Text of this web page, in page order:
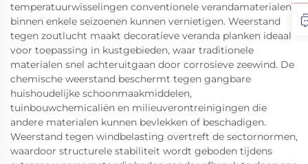
temperatuurwisselingen conventionele verandamaterialen
binnen enkele seizoenen kunnen vernietigen. Weerstand
tegen zoutlucht maakt decoratieve veranda planken ideaal
voor toepassing in kustgebieden, waar traditionele
materialen snel achteruitgaan door corrosieve zeewind. De
chemische weerstand beschermt tegen gangbare
huishoudelijke schoonmaakmiddelen,
tuinbouwchemicaliën en milieuverontreinigingen die
andere materialen kunnen bevlekken of beschadigen.
Weerstand tegen windbelasting overtreft de sectornormen,
waardoor structurele stabiliteit wordt geboden tijdens